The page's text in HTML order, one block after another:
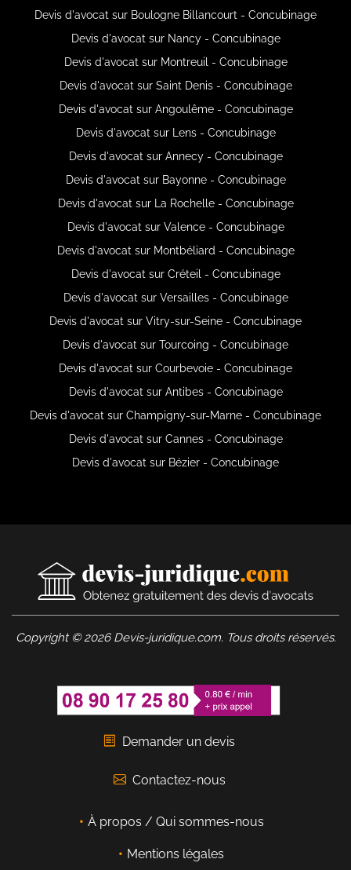
Devis d'avocat sur Boulogne Billancourt - Concubinage
Devis d'avocat sur Nancy - Concubinage
Devis d'avocat sur Montreuil - Concubinage
Devis d'avocat sur Saint Denis - Concubinage
Devis d'avocat sur Angoulême - Concubinage
Devis d'avocat sur Lens - Concubinage
Devis d'avocat sur Annecy - Concubinage
Devis d'avocat sur Bayonne - Concubinage
Devis d'avocat sur La Rochelle - Concubinage
Devis d'avocat sur Valence - Concubinage
Devis d'avocat sur Montbéliard - Concubinage
Devis d'avocat sur Créteil - Concubinage
Devis d'avocat sur Versailles - Concubinage
Devis d'avocat sur Vitry-sur-Seine - Concubinage
Devis d'avocat sur Tourcoing - Concubinage
Devis d'avocat sur Courbevoie - Concubinage
Devis d'avocat sur Antibes - Concubinage
Devis d'avocat sur Champigny-sur-Marne - Concubinage
Devis d'avocat sur Cannes - Concubinage
Devis d'avocat sur Bézier - Concubinage
Copyright © 2026 Devis-juridique.com. Tous droits réservés.
Demander un devis
Contactez-nous
À propos / Qui sommes-nous
Mentions légales